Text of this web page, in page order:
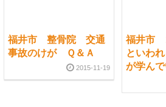
福井市 整骨院 交通
事故のけが Ｑ＆Ａ
2015-11-19
福井市
といわ
が学ん